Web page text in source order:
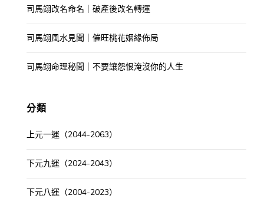
司馬翊改名命名｜破產後改名轉運
司馬翊風水見聞｜催旺桃花姻緣佈局
司馬翊命理秘聞｜不要讓怨恨淹沒你的人生
分類
上元一運（2044-2063）
下元九運（2024-2043）
下元八運（2004-2023）